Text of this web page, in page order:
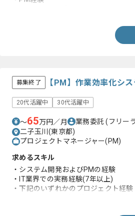
募集終了 【PM】作業効率化シ
20代活躍中 30代活躍中
〜65万円／月 業務委託(フリー
二子玉川(東京都)
プロジェクトマネージャー(PM)
求めるスキル
・システム開発およびPMの経験
・IT業界での実務経験(7年以上)
・下記のいずれかのプロジェクト経験